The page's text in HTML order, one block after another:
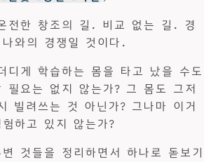
전한 창조의 길. 비교 없는 길. 경
와의 경쟁일 것이다.
디게 학습하는 몸을 타고 났을 수도
필요는 없지 않는가? 그 몸도 그저
빌려쓰는 것 아닌가? 그나마 이거
하고 있지 않는가?
것들을 정리하면서 하나로 돋보기